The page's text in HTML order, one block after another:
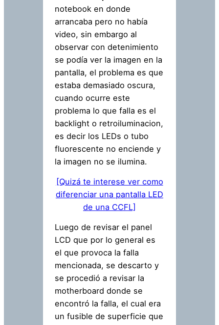
notebook en donde
arrancaba pero no había
video, sin embargo al
observar con detenimiento
se podía ver la imagen en la
pantalla, el problema es que
estaba demasiado oscura,
cuando ocurre este
problema lo que falla es el
backlight o retroiluminacion,
es decir los LEDs o tubo
fluorescente no enciende y
la imagen no se ilumina.
[Quizá te interese ver como
diferenciar una pantalla LED
de una CCFL]
Luego de revisar el panel
LCD que por lo general es
el que provoca la falla
mencionada, se descarto y
se procedió a revisar la
motherboard donde se
encontró la falla, el cual era
un fusible de superficie que